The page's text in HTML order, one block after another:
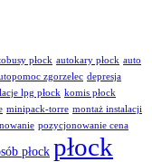
płock autokary płock auto
zgorzelec depresja
lpg płock komis płock
minipack-torre montaż instalacji
pozycjonowanie cena
płock płock